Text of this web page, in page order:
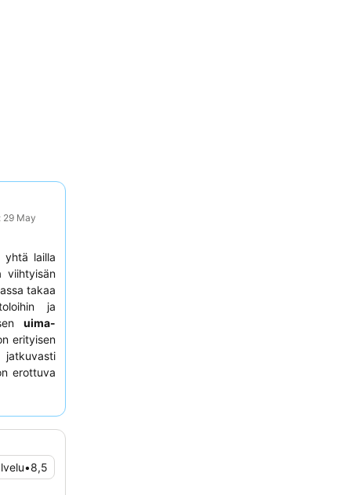
29 May
yhtä lailla
viihtyisän
takaa
ja
uima-
erityisen
erottuva
•8,5